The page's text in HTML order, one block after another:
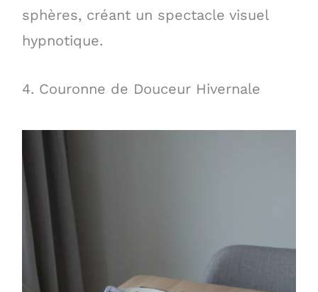
sphères, créant un spectacle visuel
hypnotique.
4. Couronne de Douceur Hivernale